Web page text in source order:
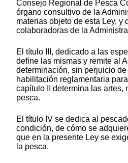
Consejo Regional de Pesca
órgano consultivo de la
materias objeto de esta Ley, y
colaboradoras de la
El título III, dedicado a las
define las mismas y remite al
determinación, sin perjuicio
habilitación reglamentaria
capítulo II determina las artes,
pesca.
El título IV se dedica al
condición, de cómo se
que en la presente Ley se
la pesca.